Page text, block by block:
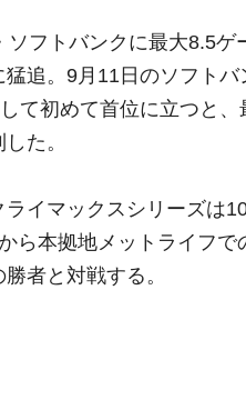
フトバンクに最大8.5ゲ
追。9月11日のソフトバ
て初めて首位に立つと
た。
イマックスシリーズは
ら本拠地メットライフで
者と対戦する。